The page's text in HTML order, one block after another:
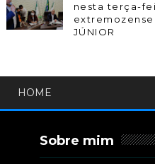
nesta terça-
extremozense
JÚNIOR
HOME
Sobre mim